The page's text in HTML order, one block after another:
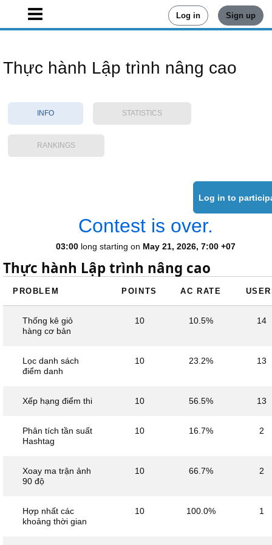
Log in Sign up
Thực hành Lập trình nâng cao
INFO STATISTICS
RANKINGS
Contest is over.
03:00 long starting on May 21, 2026, 7:00 +07
Thực hành Lập trình nâng cao
PROBLEM POINTS AC RATE
Thống kê giỏ
hàng cơ bản
10 10.5% 14
Lọc danh sách
điểm danh
10 23.2% 13
Xếp hạng điểm thi 10 56.5% 13
Phân tích tần suất
Hashtag
10 16.7% 2
Xoay ma trận ảnh
90 độ
10 66.7% 2
Hợp nhất các
khoảng thời gian
10 100.0% 1